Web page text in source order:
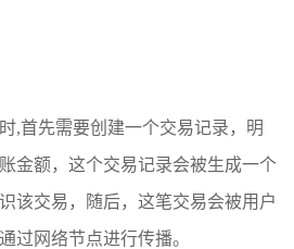
,首先需要创建一个交易记录，明
金额，这个交易记录会被生成一个
该交易，随后，这笔交易会被用户
过网络节点进行传播。